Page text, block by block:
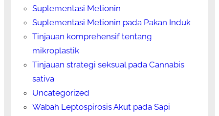
Suplementasi Metionin
Suplementasi Metionin pada Pakan Induk
Tinjauan komprehensif tentang
mikroplastik
Tinjauan strategi seksual pada Cannabis
sativa
Uncategorized
Wabah Leptospirosis Akut pada Sapi